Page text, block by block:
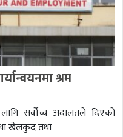
श्रम
सर्वोच्च अदालतले दिएको
खेलकुद तथा